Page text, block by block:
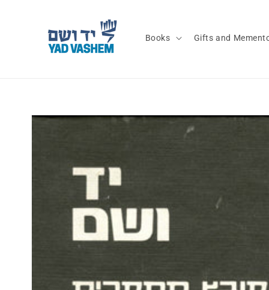
Books Gifts and
Skip to